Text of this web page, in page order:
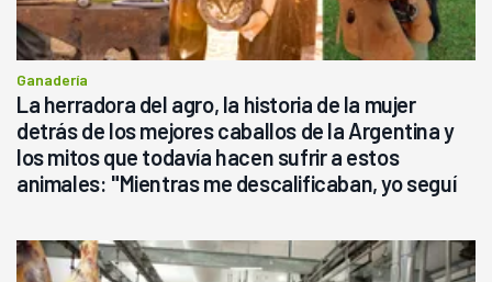
Ganadería
La herradora del agro, la historia de la mujer
detrás de los mejores caballos de la Argentina y
los mitos que todavía hacen sufrir a estos
animales: "Mientras me descalificaban, yo seguí